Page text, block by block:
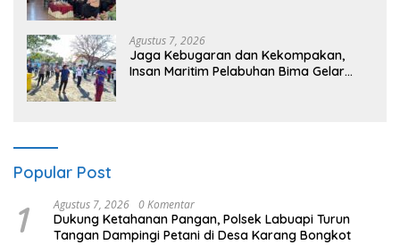
Agustus 7, 2026
Jaga Kebugaran dan Kekompakan,
Insan Maritim Pelabuhan Bima Gelar
Popular Post
1 Agustus 7, 2026 0 Komentar
Dukung Ketahanan Pangan, Polsek Labuapi Turun
Tangan Dampingi Petani di Desa Karang Bongkot